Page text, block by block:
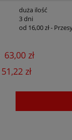
duża ilość
3 dni
od 16,00 zł-
płatności
63,00 zł
51,22 zł